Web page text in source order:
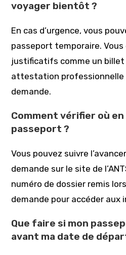
voyager bientôt ?
En cas d’urgence, vous
passeport temporaire.
justificatifs comme un billet
attestation professionnelle
demande.
Comment vérifier où
passeport ?
Vous pouvez suivre
demande sur le site de
numéro de dossier remis
demande pour accéder aux
Que faire si mon
avant ma date de